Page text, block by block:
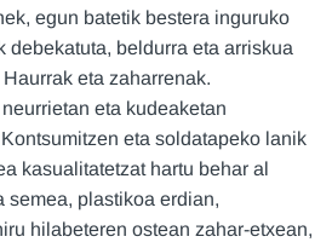
egun batetik bestera inguruko
debekatuta, beldurra eta arriskua
eta zaharrenak.
eta kudeaketan
eta soldatapeko lanik
kasualitatetzat hartu behar al
semea, plastikoa erdian,
hilabeteren ostean zahar-etxean,